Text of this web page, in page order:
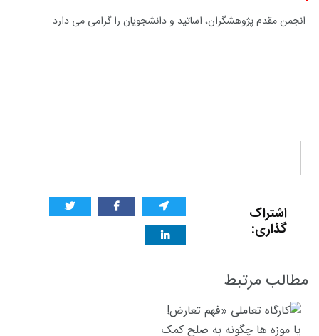
انجمن مقدم پژوهشگران، اساتید و دانشجویان را گرامى می دارد
اشتراک
گذاری:
مطالب مرتبط